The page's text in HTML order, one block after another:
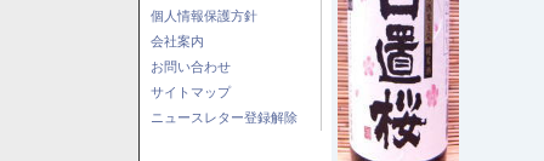
個人情報保護方針
会社案内
お問い合わせ
サイトマップ
ニュースレター登録解除